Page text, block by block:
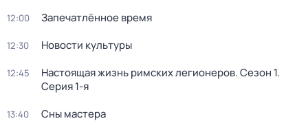
12:00 Запечатлённое время
12:30 Новости культуры
12:45 Настоящая жизнь римских легионеров. Сезон 1.
Серия 1-я
13:40 Сны мастера